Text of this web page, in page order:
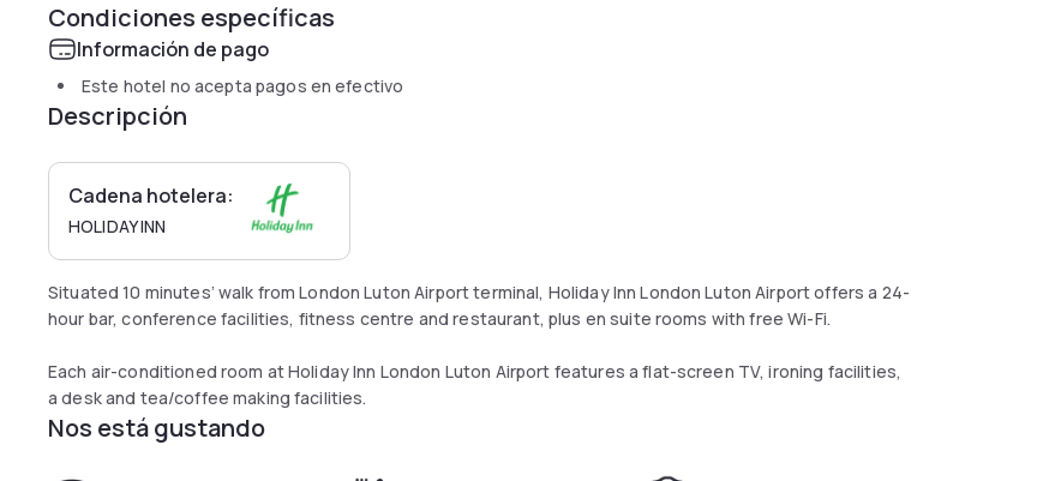
Condiciones específicas
Información de pago
Este hotel no acepta pagos en efectivo
Descripción
Cadena hotelera:
HOLIDAY INN
Situated 10 minutes’ walk from London Luton Airport terminal, Holiday Inn London Luton Airport offers a 24-
hour bar, conference facilities, fitness centre and restaurant, plus en suite rooms with free Wi-Fi.
Each air-conditioned room at Holiday Inn London Luton Airport features a flat-screen TV, ironing facilities,
a desk and tea/coffee making facilities.
Nos está gustando